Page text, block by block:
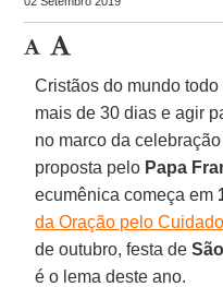
Cristãos do mundo
mais de 30 dias e agir
no marco da celebração
proposta pelo Papa
ecumênica começa em
da Oração pelo
de outubro, festa de
é o lema deste ano.